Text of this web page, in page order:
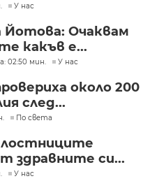
У нас
Очаквам
какъв е...
02:50 мин. У нас
около 200
след...
По света
здравните си...
У нас